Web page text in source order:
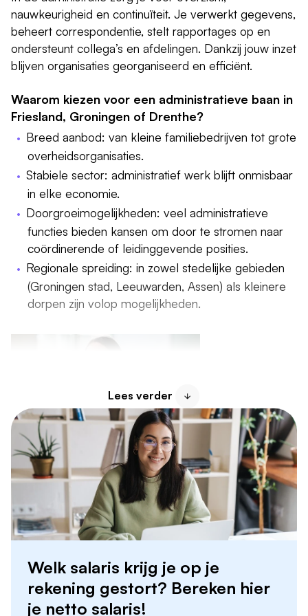
nauwkeurigheid en continuïteit. Je verwerkt gegevens,
beheert correspondentie, stelt rapportages op en
ondersteunt collega’s en afdelingen. Dankzij jouw inzet
blijven organisaties georganiseerd en efficiënt.
Waarom kiezen voor een administratieve baan in
Friesland, Groningen of Drenthe?
Breed aanbod: van kleine familiebedrijven tot grote
overheidsorganisaties.
Stabiele sector: administratief werk blijft onmisbaar
in elke economie.
Doorgroeimogelijkheden: veel administratieve
functies bieden kansen om door te stromen naar
coördinerende of leidinggevende posities.
Regionale spreiding: in zowel stedelijke gebieden
(Groningen stad, Leeuwarden, Assen) als kleinere
dorpen zijn volop mogelijkheden.
Soorten administratieve functies
Administratief werk kent vele varianten. Populaire
functies in Noord-Nederland zijn:
Administratief medewerker:verantwoordelijk
voor factuurverwerking, correspondentie en
archivering.
Lees verder
Welk salaris krijg je op je
rekening gestort? Bereken hier
je netto salaris!